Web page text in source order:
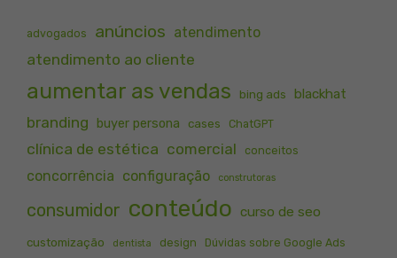
advogados anúncios atendimento
atendimento ao cliente
aumentar as vendas bing ads blackhat
branding buyer persona cases ChatGPT
clínica de estética comercial conceitos
concorrência configuração construtoras
consumidor conteúdo curso de seo
customização dentista design Dúvidas sobre Google Ads